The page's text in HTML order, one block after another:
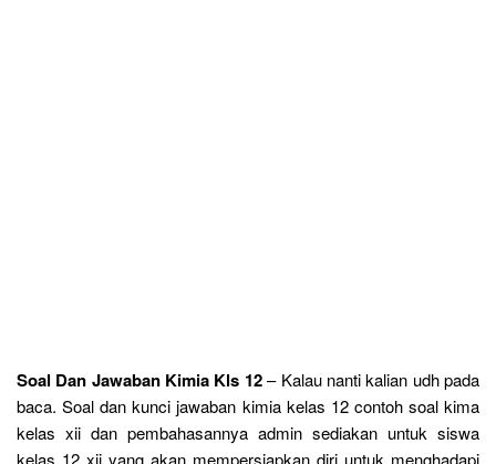
Soal Dan Jawaban Kimia Kls 12– Kalau nanti kalian udh pada
baca. Soal dan kunci jawaban kimia kelas 12 contoh soal kima
kelas xii dan pembahasannya admin sediakan untuk siswa
kelas 12 xii yang akan mempersiapkan diri untuk menghadapi